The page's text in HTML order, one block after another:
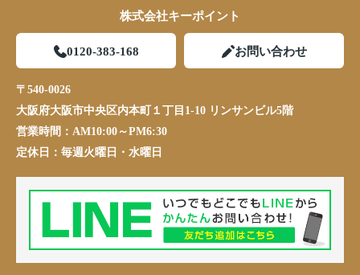
株式会社キーポイント
0120-383-168 お問い合わせ
〒540-0026
大阪府大阪市中央区内本町１丁目1-10 リンサンビル5階
営業時間： AM10:00～PM6:30
定休日： 毎週火曜日・水曜日